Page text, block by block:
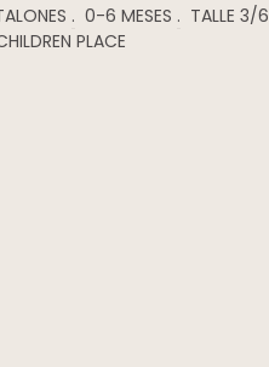
. 0-6 MESES . TALLE 3/6
PLACE